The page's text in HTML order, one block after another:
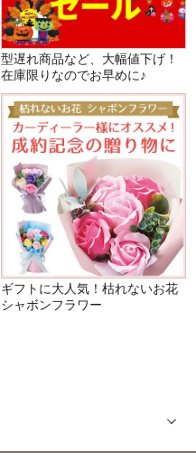
型遅れ商品など、大幅値下げ！
在庫限りなのでお早めに♪
ギフトに大人気！枯れないお花
シャボンフラワー